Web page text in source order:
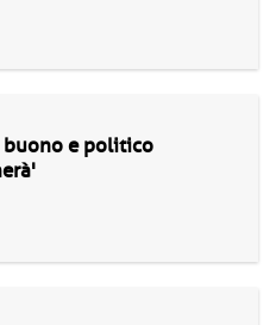
buono e politico